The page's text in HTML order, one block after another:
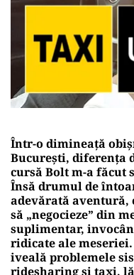
Într-o dimineață
București, diferența
cursă Bolt m-a făcut
Însă drumul de
adevărată aventură,
să „negocieze” din
suplimentar,
ridicate ale
iveală problemele
ridesharing și taxi,